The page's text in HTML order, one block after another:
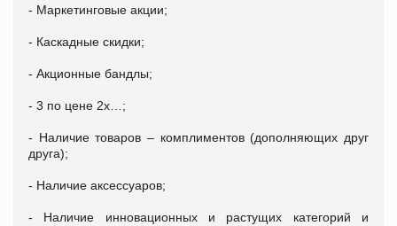
- Маркетинговые акции;
- Каскадные скидки;
- Акционные бандлы;
- 3 по цене 2х…;
- Наличие товаров – комплиментов (дополняющих друг
друга);
- Наличие аксессуаров;
- Наличие инновационных и растущих категорий и